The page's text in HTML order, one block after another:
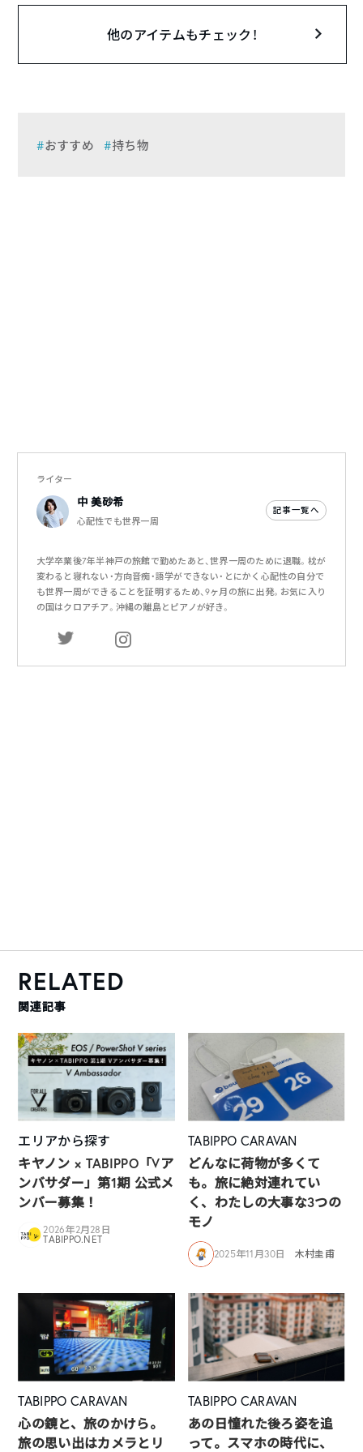
他のアイテムもチェック！
おすすめ 持ち物
ライター
中 美砂希
心配性でも世界一周
記事一覧へ
大学卒業後7年半神戸の旅館で勤めたあと、世界一周のために退職。枕が
変わると寝れない・方向音痴・語学ができない・とにかく心配性の自分で
も世界一周ができることを証明するため、9ヶ月の旅に出発。お気に入り
の国はクロアチア。沖縄の離島とピアノが好き。
RELATED
関連記事
エリアから探す
キヤノン × TABIPPO「Vア
ンバサダー」第1期 公式メ
ンバー募集！
2026年2月28日
TABIPPO.NET
TABIPPO CARAVAN
どんなに荷物が多くて
も。旅に絶対連れてい
く、わたしの大事な3つの
モノ
2025年11月30日 木村圭甫
TABIPPO CARAVAN
心の鏡と、旅のかけら。
旅の思い出はカメラとリ
TABIPPO CARAVAN
あの日憧れた後ろ姿を追
って。スマホの時代に、